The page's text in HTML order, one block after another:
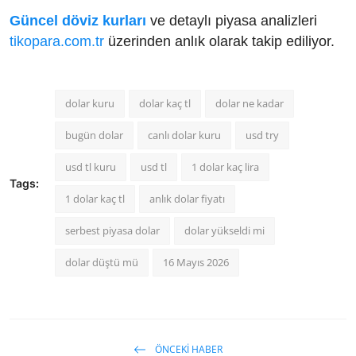
Güncel döviz kurları ve detaylı piyasa analizleri
tikopara.com.tr üzerinden anlık olarak takip ediliyor.
Tags:
dolar kuru dolar kaç tl dolar ne kadar
bugün dolar canlı dolar kuru usd try
usd tl kuru usd tl 1 dolar kaç lira
1 dolar kaç tl anlık dolar fiyatı
serbest piyasa dolar dolar yükseldi mi
dolar düştü mü 16 Mayıs 2026
ÖNCEKI HABER